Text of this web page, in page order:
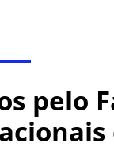
pelo